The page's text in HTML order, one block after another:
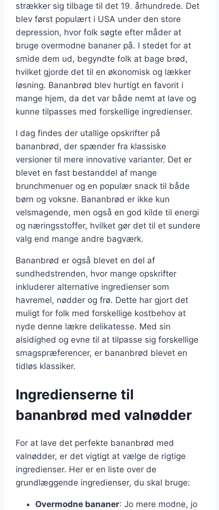
strækker sig tilbage til det 19. århundrede. Det
blev først populært i USA under den store
depression, hvor folk søgte efter måder at
bruge overmodne bananer på. I stedet for at
smide dem ud, begyndte folk at bage brød,
hvilket gjorde det til en økonomisk og lækker
løsning. Bananbrød blev hurtigt en favorit i
mange hjem, da det var både nemt at lave og
kunne tilpasses med forskellige ingredienser.
I dag findes der utallige opskrifter på
bananbrød, der spænder fra klassiske
versioner til mere innovative varianter. Det er
blevet en fast bestanddel af mange
brunchmenuer og en populær snack til både
børn og voksne. Bananbrød er ikke kun
velsmagende, men også en god kilde til energi
og næringsstoffer, hvilket gør det til et sundere
valg end mange andre bagværk.
Bananbrød er også blevet en del af
sundhedstrenden, hvor mange opskrifter
inkluderer alternative ingredienser som
havremel, nødder og frø. Dette har gjort det
muligt for folk med forskellige kostbehov at
nyde denne lækre delikatesse. Med sin
alsidighed og evne til at tilpasse sig forskellige
smagspræferencer, er bananbrød blevet en
tidløs klassiker.
Ingredienserne til
bananbrød med valnødder
For at lave det perfekte bananbrød med
valnødder, er det vigtigt at vælge de rigtige
ingredienser. Her er en liste over de
grundlæggende ingredienser, du skal bruge:
Overmodne bananer: Jo mere modne, jo